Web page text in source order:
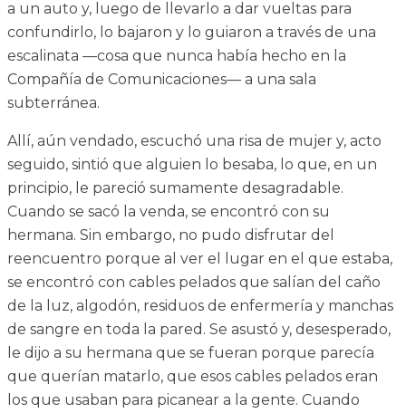
a un auto y, luego de llevarlo a dar vueltas para
confundirlo, lo bajaron y lo guiaron a través de una
escalinata —cosa que nunca había hecho en la
Compañía de Comunicaciones— a una sala
subterránea.
Allí, aún vendado, escuchó una risa de mujer y, acto
seguido, sintió que alguien lo besaba, lo que, en un
principio, le pareció sumamente desagradable.
Cuando se sacó la venda, se encontró con su
hermana. Sin embargo, no pudo disfrutar del
reencuentro porque al ver el lugar en el que estaba,
se encontró con cables pelados que salían del caño
de la luz, algodón, residuos de enfermería y manchas
de sangre en toda la pared. Se asustó y, desesperado,
le dijo a su hermana que se fueran porque parecía
que querían matarlo, que esos cables pelados eran
los que usaban para picanear a la gente. Cuando